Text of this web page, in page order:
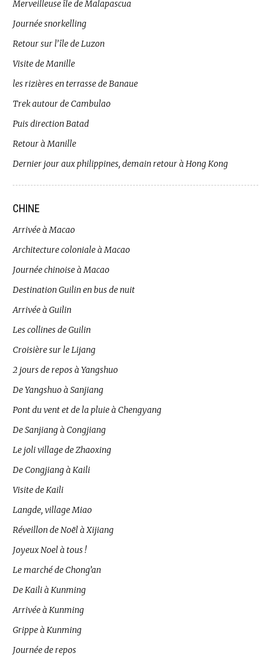
Merveilleuse île de Malapascua
Journée snorkelling
Retour sur l’île de Luzon
Visite de Manille
les rizières en terrasse de Banaue
Trek autour de Cambulao
Puis direction Batad
Retour à Manille
Dernier jour aux philippines, demain retour à Hong Kong
CHINE
Arrivée à Macao
Architecture coloniale à Macao
Journée chinoise à Macao
Destination Guilin en bus de nuit
Arrivée à Guilin
Les collines de Guilin
Croisière sur le Lijang
2 jours de repos à Yangshuo
De Yangshuo à Sanjiang
Pont du vent et de la pluie à Chengyang
De Sanjiang à Congjiang
Le joli village de Zhaoxing
De Congjiang à Kaili
Visite de Kaili
Langde, village Miao
Réveillon de Noël à Xijiang
Joyeux Noel à tous !
Le marché de Chong’an
De Kaili à Kunming
Arrivée à Kunming
Grippe à Kunming
Journée de repos